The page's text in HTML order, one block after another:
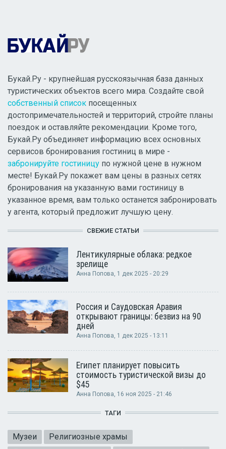
Букай.Ру - крупнейшая русскоязычная база данных
туристических объектов всего мира. Создайте свой
собственный список посещенных
достопримечательностей и территорий, стройте планы
поездок и оставляйте рекомендации. Кроме того,
Букай.Ру объединяет информацию всех основных
сервисов бронирования гостиниц в мире -
забронируйте гостиницу по нужной цене в нужном
месте! Букай.Ру покажет вам цены в разных сетях
бронирования на указанную вами гостиницу в
указанное время, вам только останется забронировать
у агента, который предложит лучшую цену.
СВЕЖИЕ СТАТЬИ
Лентикулярные облака: редкое
зрелище
Анна Попова, 1 дек 2025 - 20:29
Россия и Саудовская Аравия
открывают границы: безвиз на 90
дней
Анна Попова, 1 дек 2025 - 13:11
Египет планирует повысить
стоимость туристической визы до
$45
Анна Попова, 16 ноя 2025 - 21:46
ТАГИ
Музеи
Религиозные храмы